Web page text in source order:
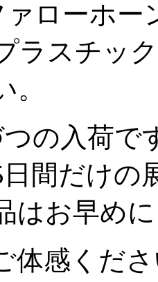
ローホー
ラスチッ
の入荷で
間だけの
はお早め
体感くだ